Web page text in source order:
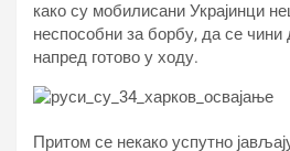
како су мобилисани Украјинци
неспособни за борбу, да се чини
напред готово у ходу.
Притом се некако успутно